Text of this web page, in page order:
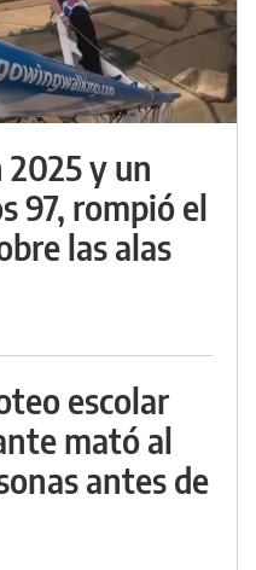
2025 y un
97, rompió el
las alas
escolar
mató al
antes de